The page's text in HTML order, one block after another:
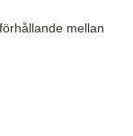
mellan